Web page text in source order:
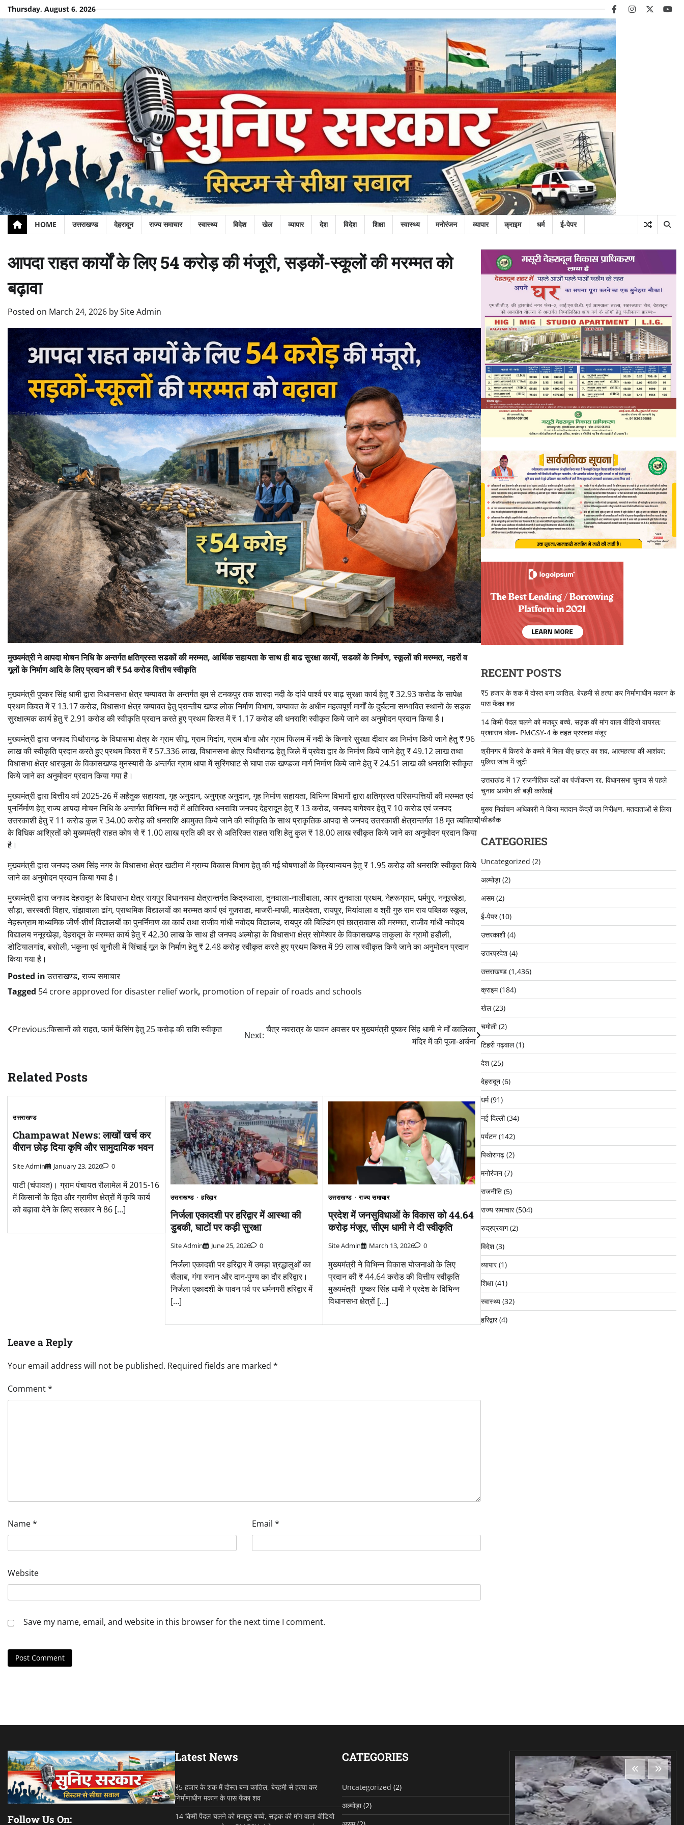
Skip
to
content
Thursday, August 6, 2026 facebookinstagram
twitter
HOME उत्तराखण्ड देहरादून राज्य समाचार स्वास्थ्य विदेश खेल व्यापार देश विदेश शिक्षा स्वास्थ्य मनोरंजन व्यापार क्राइम धर्म ई-पेपर
आपदा राहत कार्यों के लिए 54 करोड़ की मंजूरी, सड़कों-स्कूलों की मरम्मत को
बढ़ावा
Posted on March 24, 2026 bySite Admin
मुख्यमंत्री ने आपदा मोचन निधि के अन्तर्गत क्षतिग्रस्त सडकों की मरम्मत, आर्थिक सहायता के साथ ही बाढ सुरक्षा कार्यो, सडकों के निर्माण, स्कूलोें की मरम्मत, नहरों व
गूलों के निर्माण आदि के लिए प्रदान की ₹ 54 करोड वित्तीय स्वीकृति
मुख्यमंत्री पुष्कर सिंह धामी द्वारा विधानसभा क्षेत्र चम्पावत के अन्तर्गत बूम से टनकपुर तक शारदा नदी के दांये पार्श्व पर बाढ़ सुरक्षा कार्य हेतु ₹ 32.93 करोड के सापेक्ष
प्रथम किश्त में ₹ 13.17 करोड, विधासभा क्षेत्र चम्पावत हेतु प्रान्तीय खण्ड लोक निर्माण विभाग, चम्पावत के अधीन महत्वपूर्ण मार्गों के दुर्घटना सम्भावित स्थानों के सड़क
सुरक्षात्मक कार्य हेतु ₹ 2.91 करोड की स्वीकृति प्रदान करते हुए प्रथम किश्त में ₹ 1.17 करोड की धनराशि स्वीकृत किये जाने का अनुमोदन प्रदान किया है।
मुख्यमंत्री द्वारा जनपद पिथौरागढ़ के विधासभा क्षेत्र के ग्राम सीपू, ग्राम गिदांग, ग्राम बौना और ग्राम फिलम में नदी के किनारे सुरक्षा दीवार का निर्माण किये जाने हेतु ₹ 96
लाख की स्वीकृति प्रदान करते हुए प्रथम किश्त में ₹ 57.336 लाख, विधानसभा क्षेत्र पिथौरागढ़ हेतु जिले में प्रवेश द्वार के निर्माण किये जाने हेतु ₹ 49.12 लाख तथा
विधासभा क्षेत्र धारचूला के विकासखण्ड मुनस्यारी के अन्तर्गत ग्राम धापा में सुरिंगघाट से घापा तक खण्डजा मार्ग निर्माण किये जाने हेतु ₹ 24.51 लाख की धनराशि स्वीकृत
किये जाने का अनुमोदन प्रदान किया गया है।
मुख्यमंत्री द्वारा वित्तीय वर्ष 2025-26 में अहैतुक सहायता, गृह अनुदान, अनुग्रह अनुदान, गृह निर्माण सहायता, विभिन्न विभागों द्वारा क्षतिग्रस्त परिसम्पत्तियों की मरम्मत एवं
पुनर्निर्माण हेतु राज्य आपदा मोचन निधि के अन्तर्गत विभिन्न मदों में अतिरिक्त धनराशि जनपद देहरादून हेतु ₹ 13 करोड, जनपद बागेश्वर हेतु ₹ 10 करोड एवं जनपद
उत्तरकाशी हेतु ₹ 11 करोड कुल ₹ 34.00 करोड़ की धनराशि अवमुक्त किये जाने की स्वीकृति के साथ प्राकृतिक आपदा से जनपद उत्तरकाशी क्षेत्रान्तर्गत 18 मृत व्यक्तियों
के विधिक आश्रितों को मुख्यमंत्री राहत कोष से ₹ 1.00 लाख प्रति की दर से अतिरिक्त राहत राशि हेतु कुल ₹ 18.00 लाख स्वीकृत किये जाने का अनुमोदन प्रदान किया
है।
मुख्यमंत्री द्वारा जनपद उधम सिंह नगर के विधासभा क्षेत्र खटीमा में ग्राम्य विकास विभाग हेतु की गई घोषणाओं के क्रियान्वयन हेतु ₹ 1.95 करोड़ की धनराशि स्वीकृत किये
जाने का अनुमोदन प्रदान किया गया है।
मुख्यमंत्री द्वारा जनपद देहरादून के विधासभा क्षेत्र रायपुर विधानसमा क्षेत्रान्तर्गत किद्रूवाला, तुनवाला-नालीवाला, अपर तुनवाला प्रथम, नेहरूग्राम, धर्मपुर, ननूरखेडा,
सौड़ा, सरस्वती विहार, रांझावाला ढांग, प्राथमिक विद्यालयों का मरम्मत कार्य एवं गुजराडा, माजरी-माफी, मालदेवता, रायपुर, मियांवाला व श्री गुरु राम राय पब्लिक स्कूल,
नेहरूग्राम माध्यमिक जीर्ण-शीर्ण विद्यालयों का पुनर्निमाण का कार्य तथा राजीव गांधी नवोदय विद्यालय, रायपुर की बिल्डिंग एवं छात्रावास की मरम्मत, राजीव गांधी नवोदय
विद्यालय ननूरखेड़ा, देहरादून के मरम्मत कार्य हेतु ₹ 42.30 लाख के साथ ही जनपद अल्मोड़ा के विधासभा क्षेत्र सोमेश्वर के विकासखण्ड ताकुला के ग्रामों हडौली,
डोटियालगांव, बसोली, भकुना एवं सुनौली में सिंचाई गूल के निर्माण हेतु ₹ 2.48 करोड़ स्वीकृत करते हुए प्रथम किश्त में 99 लाख स्वीकृत किये जाने का अनुमोदन प्रदान
किया गया है।
Posted inउत्तराखण्ड,राज्य समाचार
Tagged 54 crore approved for disaster relief work, promotion of repair of roads and schools
Post
Previous:किसानों को राहत, फार्म फेंसिंग हेतु 25 करोड़ की राशि स्वीकृत
Next:
चैत्र नवरात्र के पावन अवसर पर मुख्यमंत्री पुष्कर सिंह धामी ने माँ कालिका
मंदिर में की पूजा-अर्चना
Related Posts
उत्तराखण्ड
Champawat News: लाखों खर्च कर
वीरान छोड़ दिया कृषि और सामुदायिक भवन
Site Admin January 23, 2026 0
पाटी (चंपावत)। ग्राम पंचायत रौलामेल में 2015-16
में किसानों के हित और ग्रामीण क्षेत्रों में कृषि कार्य
को बढ़ावा देने के लिए सरकार ने 86 […]
उत्तराखण्ड हरिद्वार
निर्जला एकादशी पर हरिद्वार में आस्था की
डुबकी, घाटों पर कड़ी सुरक्षा
Site Admin June 25, 2026 0
निर्जला एकादशी पर हरिद्वार में उमड़ा श्रद्धालुओं का
सैलाब, गंगा स्नान और दान-पुण्य का दौर हरिद्वार।
निर्जला एकादशी के पावन पर्व पर धर्मनगरी हरिद्वार में
[…]
उत्तराखण्ड राज्य समाचार
प्रदेश में जनसुविधाओं के विकास को 44.64
करोड़ मंजूर, सीएम धामी ने दी स्वीकृति
Site Admin March 13, 2026 0
मुख्यमंत्री ने विभिन्न विकास योजनाओं के लिए
प्रदान की ₹ 44.64 करोड की वित्तीय स्वीकृति
मुख्यमंत्री पुष्कर सिंह धामी ने प्रदेश के विभिन्न
विधानसभा क्षेत्रों […]
Leave a Reply
Your email address will not be published. Required fields are marked *
Comment*
Name* Email *
Website
Save my name, email, and website in this browser for the next time I comment.
RECENT POSTS
₹5 हजार के शक में दोस्त बना कातिल, बेरहमी से हत्या कर निर्माणाधीन मकान के
पास फेंका शव
14 किमी पैदल चलने को मजबूर बच्चे, सड़क की मांग वाला वीडियो वायरल;
प्रशासन बोला- PMGSY-4 के तहत प्रस्ताव मंजूर
श्रीनगर में किराये के कमरे में मिला बीए छात्र का शव, आत्महत्या की आशंका;
पुलिस जांच में जुटी
उत्तराखंड में 17 राजनीतिक दलों का पंजीकरण रद्द, विधानसभा चुनाव से पहले
चुनाव आयोग की बड़ी कार्रवाई
मुख्य निर्वाचन अधिकारी ने किया मतदान केंद्रों का निरीक्षण, मतदाताओं से लिया
फीडबैक
CATEGORIES
Uncategorized (2)
अल्मोड़ा(2)
असम(2)
ई-पेपर(10)
उत्तरकाशी(4)
उत्तरप्रदेश(4)
उत्तराखण्ड(1,436)
क्राइम(184)
खेल(23)
चमोली(2)
टिहरी गढ़वाल(1)
देश(25)
देहरादून(6)
धर्म(91)
नई दिल्ली(34)
पर्यटन(142)
पिथोरागढ़(2)
मनोरंजन(7)
राजनीति(5)
राज्य समाचार(504)
रुद्रप्रयाग(2)
विदेश(3)
व्यापार(1)
शिक्षा(41)
स्वास्थ्य(32)
हरिद्वार(4)
Follow Us On:
Latest News
₹5 हजार के शक में दोस्त बना कातिल, बेरहमी से हत्या कर
निर्माणाधीन मकान के पास फेंका शव
14 किमी पैदल चलने को मजबूर बच्चे, सड़क की मांग वाला वीडियो
CATEGORIES
Uncategorized (2)
अल्मोड़ा(2)